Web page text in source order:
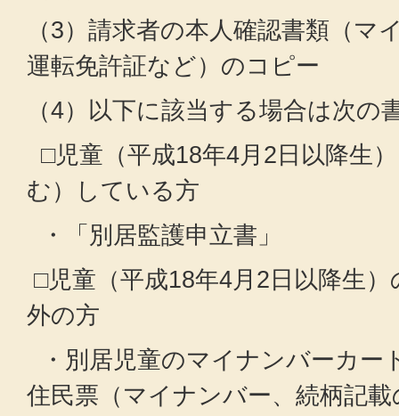
（3）請求者の本人確認書類（マ
運転免許証など）のコピー
（4）以下に該当する場合は次の
□児童（平成18年4月2日以降生
む）している方
・「別居監護申立書」
□児童（平成18年4月2日以降生
外の方
・別居児童のマイナンバーカー
住民票（マイナンバー、続柄記